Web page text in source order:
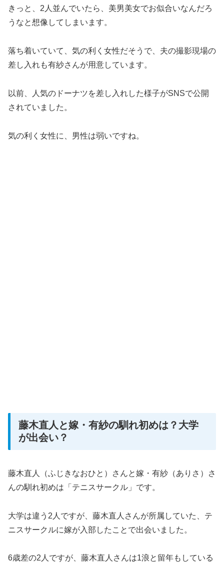
きっと、2人並んでいたら、美男美女でお似合いなんだろ
うなと想像してしまいます。
落ち着いていて、気の利く女性だそうで、夫の撮影現場の
差し入れも有紗さんが用意しています。
以前、人気のドーナツを差し入れした様子がSNSで公開
されていました。
気の利く女性に、男性は弱いですね。
藤木直人と嫁・有紗の馴れ初めは？大学
が出会い？
藤木直人（ふじきなおひと）さんと嫁・有紗（ありさ）さ
んの馴れ初めは「テニスサークル」です。
大学は違う2人ですが、藤木直人さんが所属していた、テ
ニスサークルに嫁が入部したことで出会いました。
6歳差の2人ですが、藤木直人さんは1浪と留年もしている